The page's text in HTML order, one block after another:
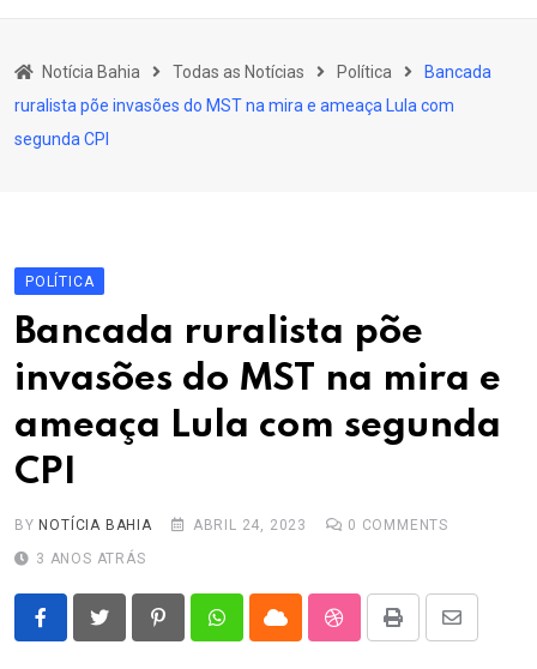
Educação
Política
Notícia Bahia Todas as Notícias Política
Bancada
ruralista põe invasões do MST na mira e ameaça Lula com
segunda CPI
POLÍTICA
Bancada ruralista põe
invasões do MST na mira e
ameaça Lula com segunda
CPI
BY NOTÍCIA BAHIA ABRIL 24, 2023 0 COMMENTS
3 ANOS ATRÁS
PinterestWhatsappCloud StumbleUpon
Print
Share